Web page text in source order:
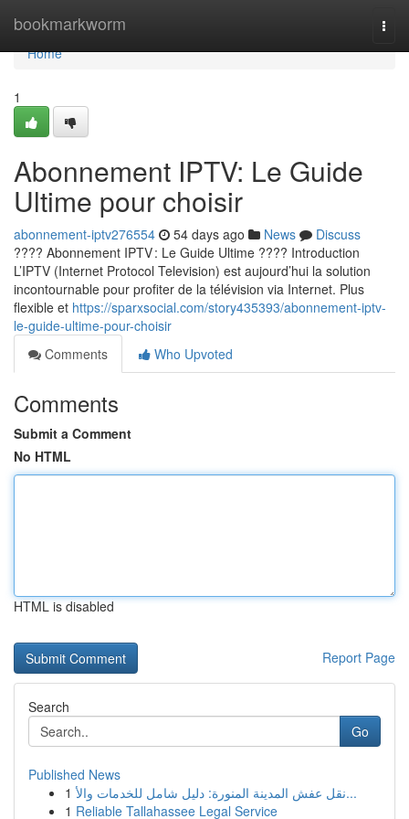
bookmarkworm
Home
Home
1
Abonnement IPTV: Le Guide
Ultime pour choisir
abonnement-iptv276554 54 days ago News
Discuss
???? Abonnement IPTV : Le Guide Ultime ???? Introduction
L’IPTV (Internet Protocol Television) est aujourd’hui la solution
incontournable pour profiter de la télévision via Internet. Plus
flexible et https://sparxsocial.com/story435393/abonnement-iptv-
le-guide-ultime-pour-choisir
Comments
Who Upvoted
Comments
Submit a Comment
No HTML
HTML is disabled
Report Page
Search
Go
Published News
1
نقل عفش المدينة المنورة: دليل شامل للخدمات والأ...
1 Reliable Tallahassee Legal Service